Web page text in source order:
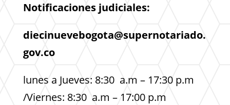
Notificaciones judiciales:
diecinuevebogota@supernotariado.
gov.co
lunes a Jueves: 8:30 a.m – 17:30 p.m
/Viernes: 8:30 a.m – 17:00 p.m